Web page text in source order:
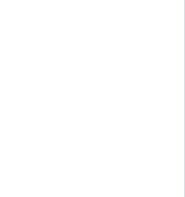
des milliards en quelques